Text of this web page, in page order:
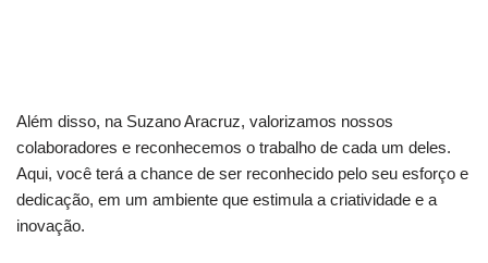
Além disso, na Suzano Aracruz, valorizamos nossos
colaboradores e reconhecemos o trabalho de cada um deles.
Aqui, você terá a chance de ser reconhecido pelo seu esforço e
dedicação, em um ambiente que estimula a criatividade e a
inovação.